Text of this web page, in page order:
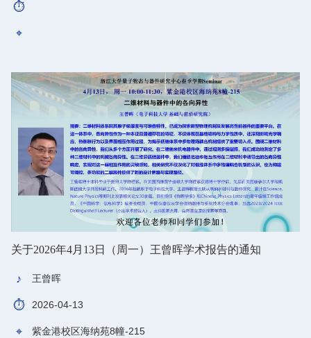
关于2026年4月13日（周一）王曾晖学术报告的通知
王曾晖
2026-04-13
紫金港校区海纳苑8幢-215